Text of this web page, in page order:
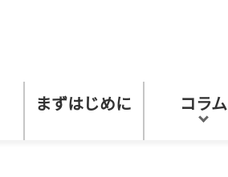
まずはじめに コラム